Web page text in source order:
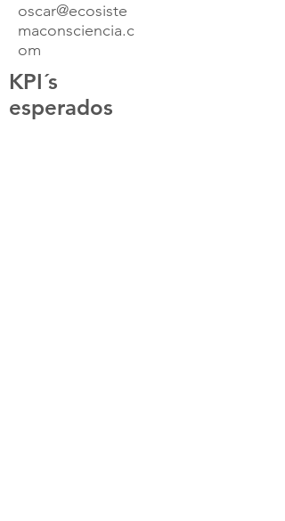
oscar@ecosiste
maconsciencia.c
om
KPI´s
esperados